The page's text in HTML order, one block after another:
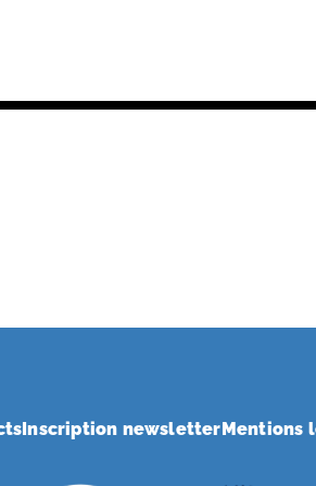
Inscription newsletterMentions